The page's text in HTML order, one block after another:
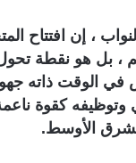
، إن افتتاح
، بل هو نقطة
في الوقت ذاته
وتوظيفه كقوة
الأوسط.